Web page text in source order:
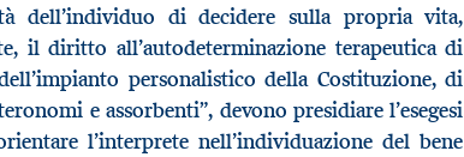
dell’individuo di decidere sulla propria vita,
il diritto all’autodeterminazione terapeutica di
personalistico della Costituzione, di
e assorbenti”, devono presidiare l’esegesi
l’interprete nell’individuazione del bene